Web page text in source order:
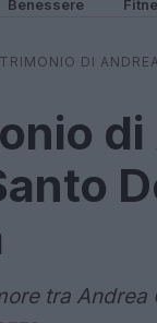
Benessere
DI
tra Andrea